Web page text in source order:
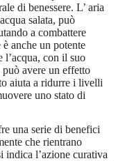
di benessere. L’ aria
salata, può
a combattere
anche un potente
l’acqua, con il suo
avere un effetto
aiuta a ridurre i livelli
uno stato di
una serie di benefici
che rientrano
indica l’azione curativa